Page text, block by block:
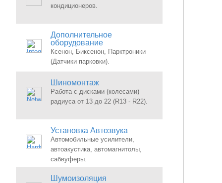
кондиционеров.
Дополнительное
оборудование
Ксенон, Биксенон, Парктроники
(Датчики парковки).
Шиномонтаж
Работа с дисками (колесами)
радиуса от 13 до 22 (R13 - R22).
Установка Автозвука
Автомобильные усилители,
автоакустика, автомагнитолы,
сабвуферы.
Шумоизоляция